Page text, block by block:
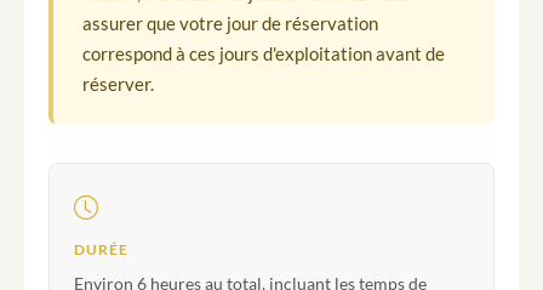
assurer que votre jour de réservation
correspond à ces jours d'exploitation avant de
réserver.
DURÉE
Environ 6 heures au total, incluant les temps de